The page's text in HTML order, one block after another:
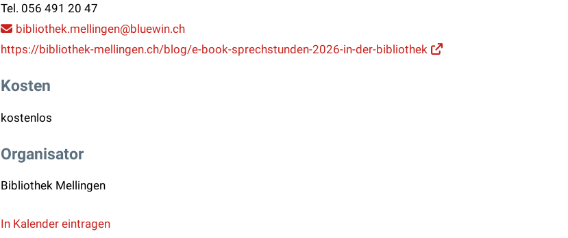
Tel. 056 491 20 47
bibliothek.mellingen@bluewin.ch
https://bibliothek-mellingen.ch/blog/e-book-sprechstunden-2026-in-der-bibliothek
Kosten
kostenlos
Organisator
Bibliothek Mellingen
In Kalender eintragen